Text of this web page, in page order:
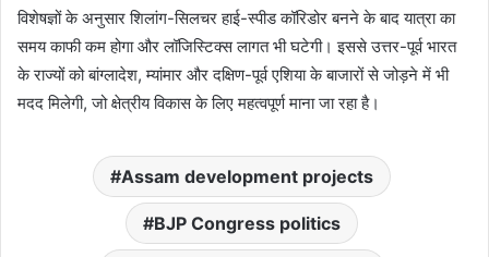
विशेषज्ञों के अनुसार शिलांग-सिलचर हाई-स्पीड कॉरिडोर बनने के बाद यात्रा का
समय काफी कम होगा और लॉजिस्टिक्स लागत भी घटेगी। इससे उत्तर-पूर्व भारत
के राज्यों को बांग्लादेश, म्यांमार और दक्षिण-पूर्व एशिया के बाजारों से जोड़ने में भी
मदद मिलेगी, जो क्षेत्रीय विकास के लिए महत्वपूर्ण माना जा रहा है।
Assam development projects
BJP Congress politics